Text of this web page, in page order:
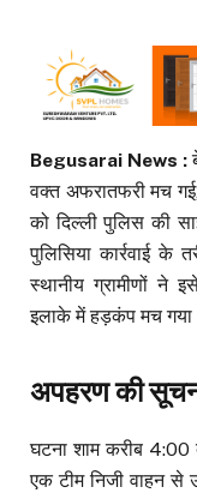
Begusarai News :
वक्त अफरातफरी मच
को दिल्ली पुलिस की
पुलिसिया कार्रवाई
स्थानीय ग्रामीणों ने
इलाके में हड़कंप मच
अपहरण की
घटना शाम करीब 4:00
एक टीम निजी वाहन से